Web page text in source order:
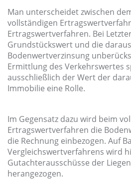
Man unterscheidet zwischen
vollständigen
Ertragswertverfahren. Bei
Grundstückswert und die
Bodenwertverzinsung
Ermittlung des Verkehrswertes
ausschließlich der Wert der
Immobilie eine Rolle.
Im Gegensatz dazu wird beim
Ertragswertverfahren die
die Rechnung einbezogen. Auf
Vergleichswertverfahrens wird
Gutachterausschüsse der
herangezogen.